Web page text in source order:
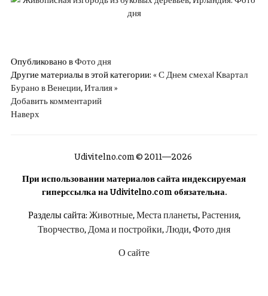
Опубликовано вФото дня
Другие материалы в этой категории: « С Днем смеха! Квартал
Бурано в Венеции, Италия »
Добавить комментарий
Наверх
Udivitelno.com © 2011—2026
При использовании материалов сайта индексируемая
гиперссылка на Udivitelno.com обязательна.
Разделы сайта: Животные, Места планеты, Растения,
Творчество Дома и постройки Люди Фото дня
О сайте